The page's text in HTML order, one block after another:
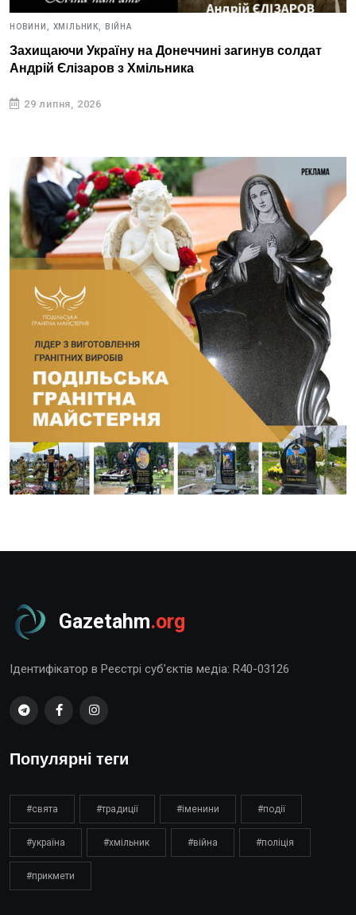
НОВИНИ, ХМІЛЬНИК, ВІЙНА
Захищаючи Україну на Донеччині загинув солдат
Андрій Єлізаров з Хмільника
29 липня, 2026
Gazetahm.org
Ідентифікатор в Реєстрі суб’єктів медіа: R40-03126
Популярні теги
#свята #традиції #іменини #події
#україна #хмільник #війна #поліція
#прикмети